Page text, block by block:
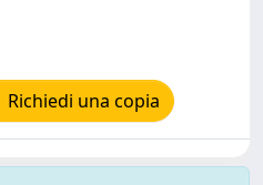
Richiedi una copia